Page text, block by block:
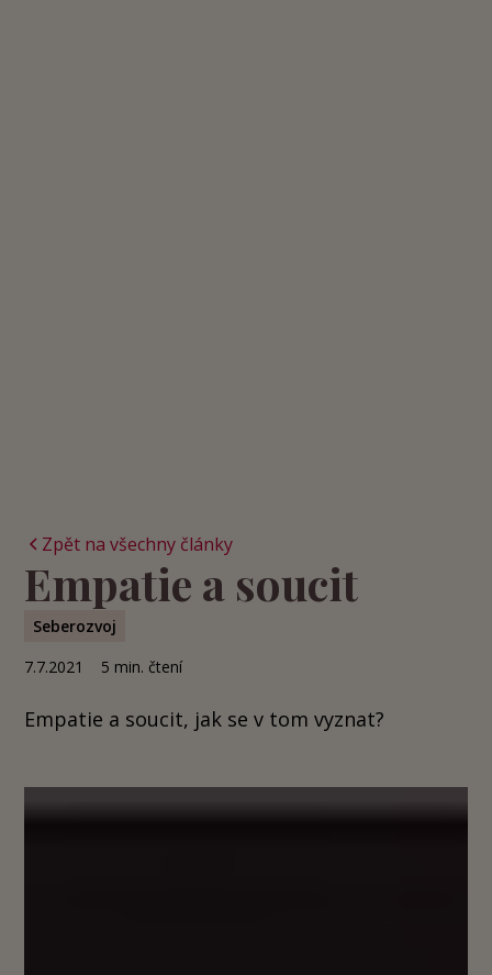
Zpět na všechny články
Empatie a soucit
Seberozvoj
7.7.2021
5 min. čtení
Empatie a soucit, jak se v tom vyznat?